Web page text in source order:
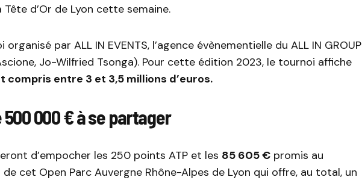
Tête d’Or de Lyon cette semaine.
organisé par ALL IN EVENTS, l’agence évènementielle du ALL IN GROUP
Jo-Wilfried Tsonga). Pour cette édition 2023, le tournoi affiche
compris entre 3 et 3,5 millions d’euros.
500 000 € à se partager
d’empocher les 250 points ATP et les 85 605 € promis au
de cet Open Parc Auvergne Rhône-Alpes de Lyon qui offre, au total, un